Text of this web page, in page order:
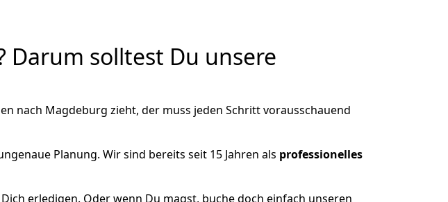
Darum solltest Du unsere
nach Magdeburg zieht, der muss jeden Schritt vorausschauend
Planung. Wir sind bereits seit 15 Jahren als professionelles
erledigen. Oder wenn Du magst, buche doch einfach unseren